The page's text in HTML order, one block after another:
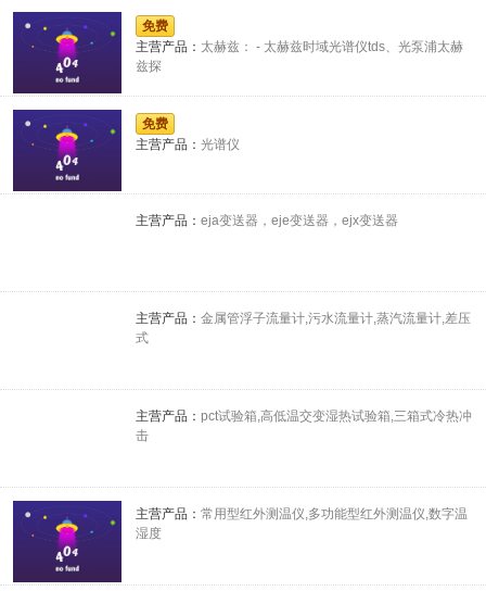
全
讯
国
际
免费
主营产品： 太赫兹： - 太赫兹时域光谱仪tds、光泵浦太赫
兹探
免费
主营产品： 光谱仪
主营产品： eja变送器，eje变送器，ejx变送器
主营产品： 金属管浮子流量计,污水流量计,蒸汽流量计,差压
式
主营产品： pct试验箱,高低温交变湿热试验箱,三箱式冷热冲
击
主营产品： 常用型红外测温仪,多功能型红外测温仪,数字温
湿度